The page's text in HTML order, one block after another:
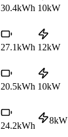
30.4kWh 10kW
27.1kWh 12kW
20.5kWh 10kW
24.2kWh
8kW